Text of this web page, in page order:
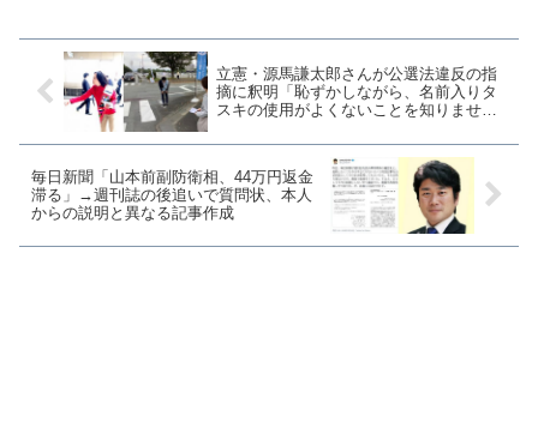
立憲・源馬謙太郎さんが公選法違反の指
摘に釈明「恥ずかしながら、名前入りタ
スキの使用がよくないことを知りません
毎日新聞「山本前副防衛相、44万円返金
滞る」→週刊誌の後追いで質問状、本人
からの説明と異なる記事作成